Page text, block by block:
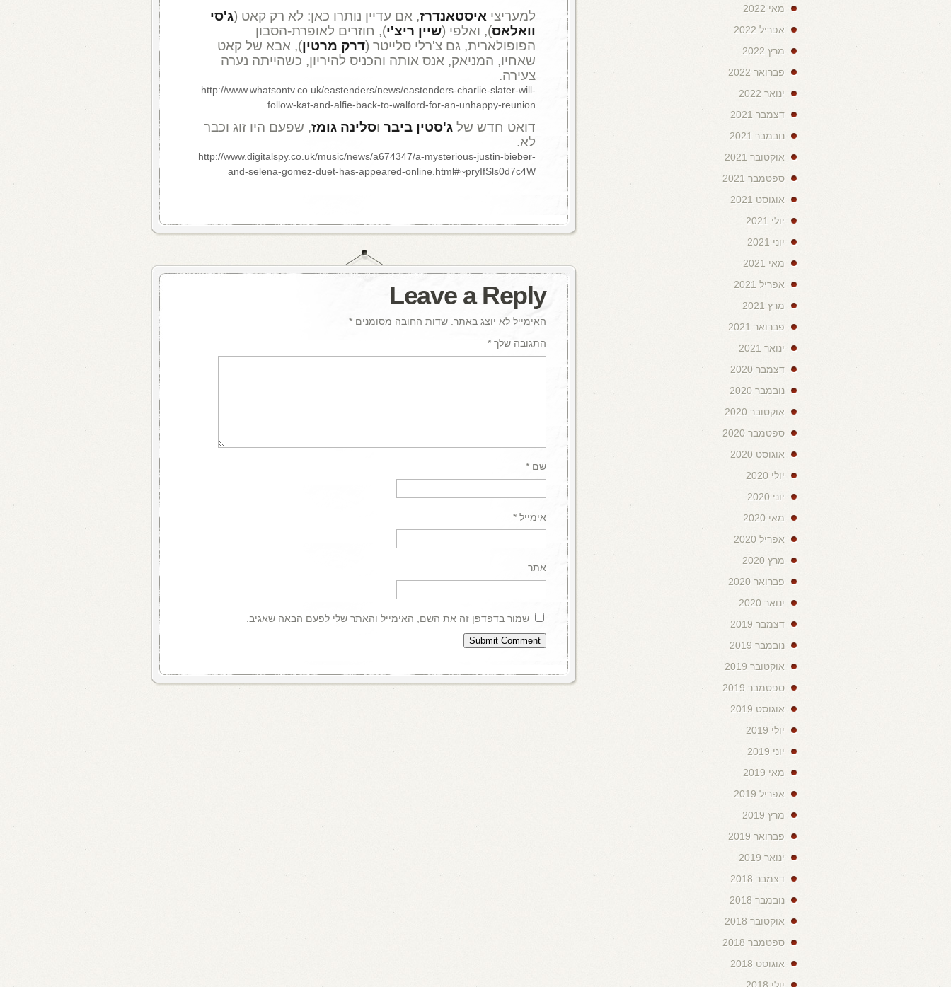
למעריצי איסטאנדרז, אם עדיין נותרו כאן: לא רק קאט (ג'סי
וואלאס), ואלפי (שיין ריצ'י), חוזרים לאופרת-הסבון
הפופולארית, גם צ'רלי סלייטר (דרק מרטין), אבא של קאט
שאחיו, המניאק, אנס אותה והכניס להיריון, כשהייתה נערה
צעירה.
http://www.whatsontv.co.uk/eastenders/news/eastenders-charlie-slater-will-
follow-kat-and-alfie-back-to-walford-for-an-unhappy-reunion
דואט חדש של ג'סטין ביבר וסלינה גומז, שפעם היו זוג וכבר
לא.
http://www.digitalspy.co.uk/music/news/a674347/a-mysterious-justin-bieber-
and-selena-gomez-duet-has-appeared-online.html#~pryIfSls0d7c4W
Leave a Reply
האימייל לא יוצג באתר. שדות החובה מסומנים *
התגובה שלך *
שם *
אימייל *
אתר
שמור בדפדפן זה את השם, האימייל והאתר שלי לפעם הבאה שאגיב.
מאי 2022
אפריל 2022
מרץ 2022
פברואר 2022
ינואר 2022
דצמבר 2021
נובמבר 2021
אוקטובר 2021
ספטמבר 2021
אוגוסט 2021
יולי 2021
יוני 2021
מאי 2021
אפריל 2021
מרץ 2021
פברואר 2021
ינואר 2021
דצמבר 2020
נובמבר 2020
אוקטובר 2020
ספטמבר 2020
אוגוסט 2020
יולי 2020
יוני 2020
מאי 2020
אפריל 2020
מרץ 2020
פברואר 2020
ינואר 2020
דצמבר 2019
נובמבר 2019
אוקטובר 2019
ספטמבר 2019
אוגוסט 2019
יולי 2019
יוני 2019
מאי 2019
אפריל 2019
מרץ 2019
פברואר 2019
ינואר 2019
דצמבר 2018
נובמבר 2018
אוקטובר 2018
ספטמבר 2018
אוגוסט 2018